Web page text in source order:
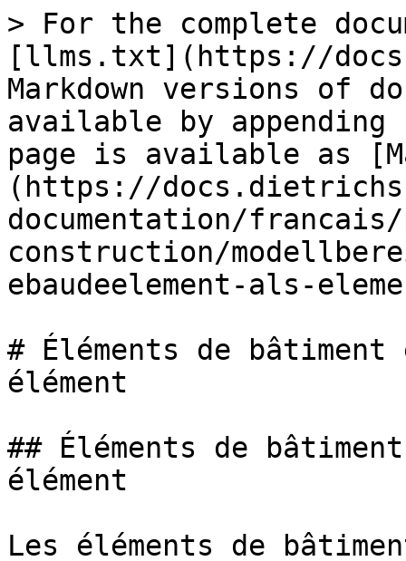
> For the complete
[llms.txt](https://
Markdown versions of
available by
page is available as
(https://
documentation/francais/
construction/
ebaudeelement-als-
# Éléments de bâtiment
élément
## Éléments de
élément
Les éléments de